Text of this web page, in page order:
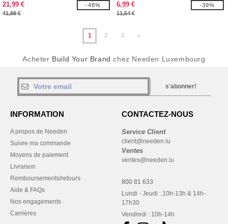
21,99 €
41,99 €
-48%
6,99 €
11,54 €
-39%
1 2 3 »
Acheter Build Your Brand chez Needen Luxembourg
s'abonner!
INFORMATION
A propos de Needen
Suivre ma commande
Moyens de paiement
Livraison
Remboursements/retours
Aide & FAQs
Nos engagements
Carrières
CONTACTEZ-NOUS
Service Client
client@needen.lu
Ventes
ventes@needen.lu
800 81 633
Lundi - Jeudi : 10h-13h & 14h-
17h30
Vendredi : 10h-14h